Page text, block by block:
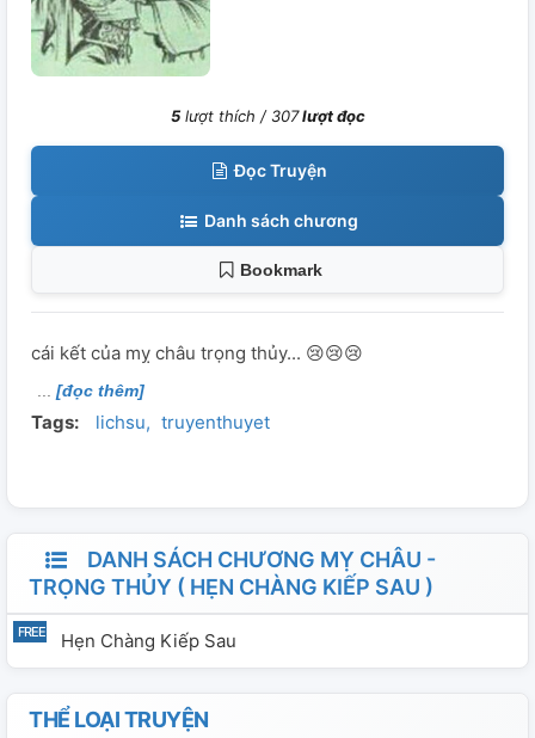
5lượt thích /307lượt đọc
Đọc Truyện
Danh sách chương
Bookmark
cái kết của mỵ châu trọng thủy... 😢😢😢
[đọc thêm]
Tags: lichsu truyenthuyet
DANH SÁCH CHƯƠNG MỴ CHÂU -
TRỌNG THỦY ( HẸN CHÀNG KIẾP SAU )
Hẹn Chàng Kiếp Sau
THỂ LOẠI TRUYỆN